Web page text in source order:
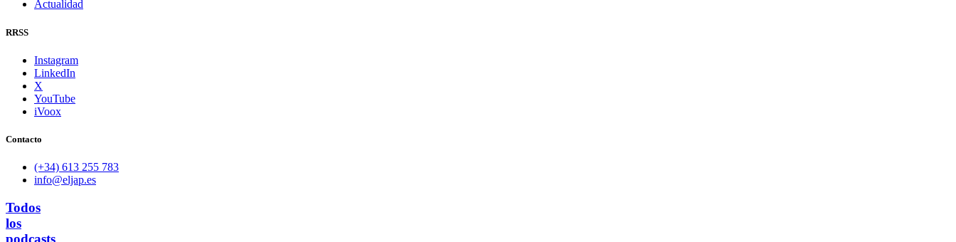
Actualidad
RRSS
Instagram
LinkedIn
X
YouTube
iVoox
Contacto
(+34) 613 255 783
info@eljap.es
Todos
los
podcasts